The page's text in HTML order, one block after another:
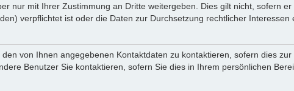
nur mit Ihrer Zustimmung an Dritte weitergeben. Dies gilt nicht, sofern
verpflichtet ist oder die Daten zur Durchsetzung rechtlicher Interessen
von Ihnen angegebenen Kontaktdaten zu kontaktieren, sofern dies
Benutzer Sie kontaktieren, sofern Sie dies in Ihrem persönlichen